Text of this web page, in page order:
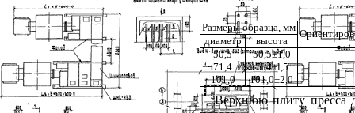
Размеры образца, мм
диаметр
высота
50,5
50,5±1,0
71,4
7l,4±l ,5
101,0
101,0±2,0
Верхнюю плиту пресса